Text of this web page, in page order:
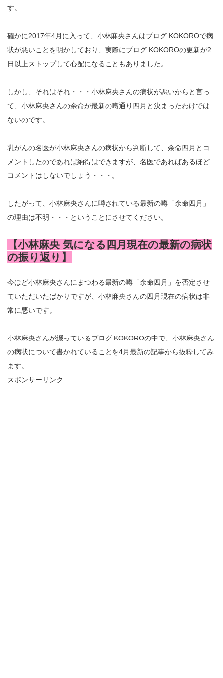
す。
確かに2017年4月に入って、小林麻央さんはブログ KOKOROで病
状が悪いことを明かしており、実際にブログ KOKOROの更新が2
日以上ストップして心配になることもありました。
しかし、それはそれ・・・小林麻央さんの病状が悪いからと言っ
て、小林麻央さんの余命が最新の噂通り四月と決まったわけでは
ないのです。
乳がんの名医が小林麻央さんの病状から判断して、余命四月とコ
メントしたのであれば納得はできますが、名医であればあるほど
コメントはしないでしょう・・・。
したがって、小林麻央さんに噂されている最新の噂「余命四月」
の理由は不明・・・ということにさせてください。
【小林麻央 気になる四月現在の最新の病状
の振り返り】
今ほど小林麻央さんにまつわる最新の噂「余命四月」を否定させ
ていただいたばかりですが、小林麻央さんの四月現在の病状は非
常に悪いです。
小林麻央さんが綴っているブログ KOKOROの中で、小林麻央さん
の病状について書かれていることを4月最新の記事から抜粋してみ
ます。
スポンサーリンク